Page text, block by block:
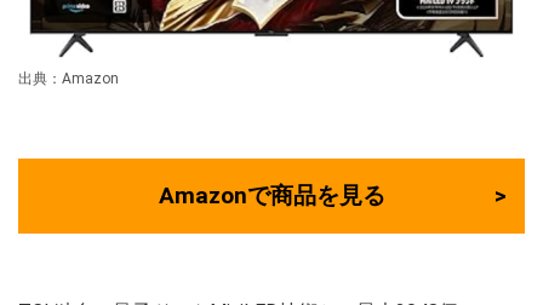
出典：Amazon
Amazonで商品を見る